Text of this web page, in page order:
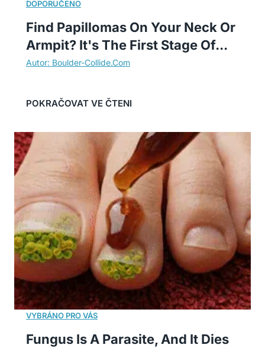
Find Papillomas On Your Neck Or
Armpit? It's The First Stage Of...
Fungus Is A Parasite, And It Dies